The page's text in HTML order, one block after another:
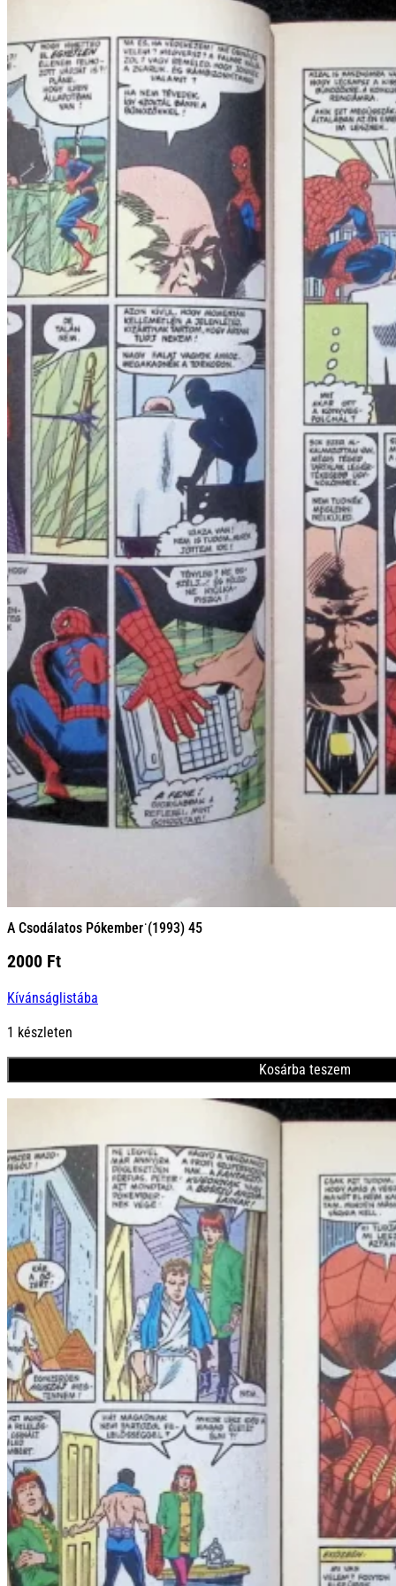
A Csodálatos Pókember˙(1993) 45
2000 Ft
Kívánságlistába
1 készleten
Kosárba teszem